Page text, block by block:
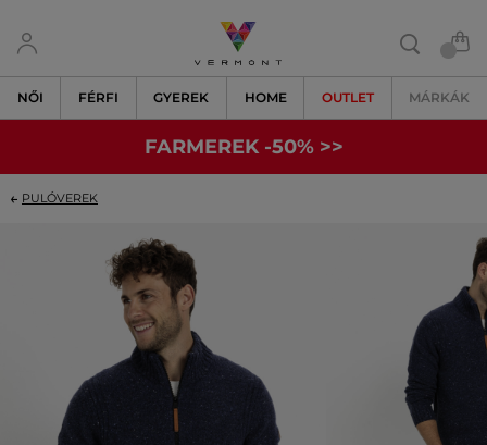
NŐI FÉRFI GYEREK HOME OUTLET MÁRKÁK
FARMEREK -50% >>
PULÓVEREK